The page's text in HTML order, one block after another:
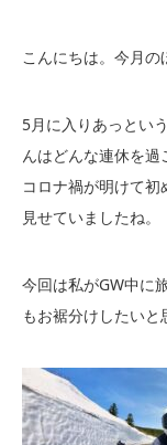
こんにちは。今月の
5月に入りあっとい
んはどんな連休を過
コロナ禍が明けて
見せていましたね。
今回は私がGW中に
もお裾分けしたいと